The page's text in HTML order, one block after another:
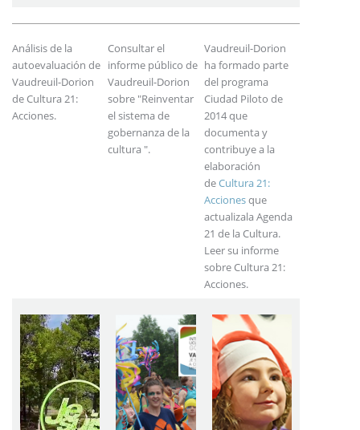
Análisis de la
autoevaluación de
Vaudreuil-Dorion
de Cultura 21:
Acciones.
Consultar el
informe público de
Vaudreuil-Dorion
sobre "Reinventar
el sistema de
gobernanza de la
cultura ".
Vaudreuil-Dorion
ha formado parte
del programa
Ciudad Piloto de
2014que
documenta y
contribuye a la
elaboración
deCultura 21:
Accionesque
actualizala Agenda
21 de la Cultura.
Leer su informe
sobre Cultura 21:
Acciones.